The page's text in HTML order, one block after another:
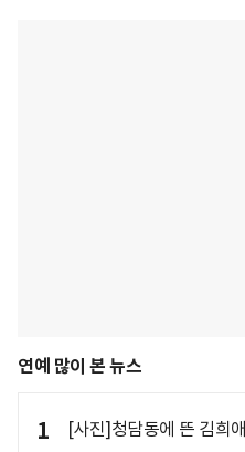
연예 많이 본 뉴스
1 [사진]청담동에 뜬 김희애